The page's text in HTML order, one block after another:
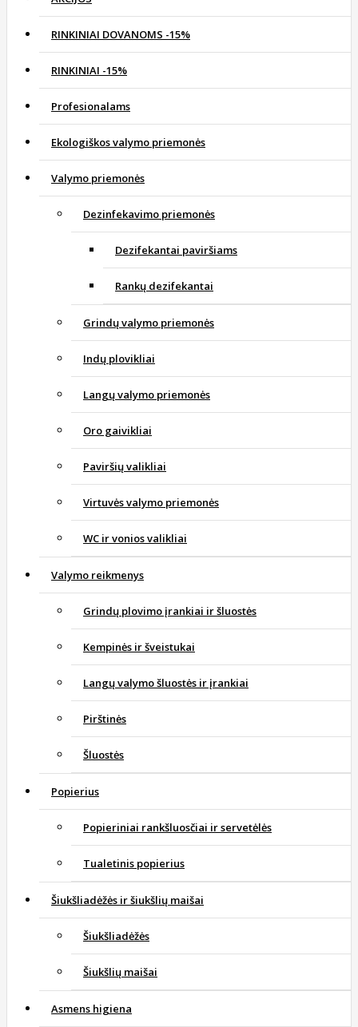
RINKINIAI DOVANOMS -15%
RINKINIAI -15%
Profesionalams
Ekologiškos valymo priemonės
Valymo priemonės
Dezinfekavimo priemonės
Dezifekantai paviršiams
Rankų dezifekantai
Grindų valymo priemonės
Indų plovikliai
Langų valymo priemonės
Oro gaivikliai
Paviršių valikliai
Virtuvės valymo priemonės
WC ir vonios valikliai
Valymo reikmenys
Grindų plovimo įrankiai ir šluostės
Kempinės ir šveistukai
Langų valymo šluostės ir įrankiai
Pirštinės
Šluostės
Popierius
Popieriniai rankšluosčiai ir servetėlės
Tualetinis popierius
Šiukšliadėžės ir šiukšlių maišai
Šiukšliadėžės
Šiukšlių maišai
Asmens higiena